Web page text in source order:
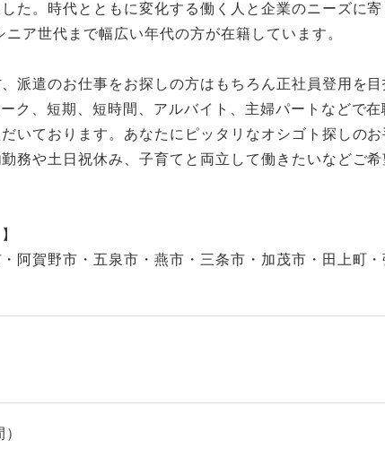
た。時代とともに変化する働く人と企業のニーズに寄
ア世代まで幅広い年代の方が在籍しています。
派遣のお仕事をお探しの方はもちろん正社員登用を目
ク、短期、短時間、アルバイト、主婦パートなどで
いております。あなたにピッタリなオシゴト探しの
務や土日祝休み、子育てと両立して働きたいなどご希
阿賀野市・五泉市・燕市・三条市・加茂市・田上町・